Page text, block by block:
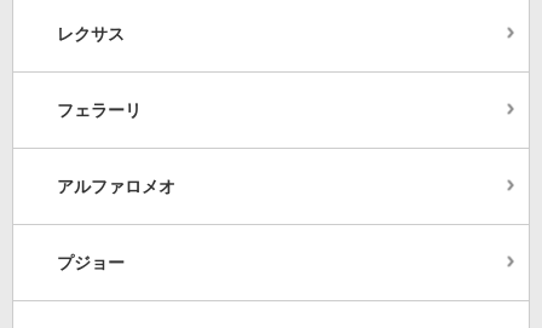
レクサス
フェラーリ
アルファロメオ
プジョー